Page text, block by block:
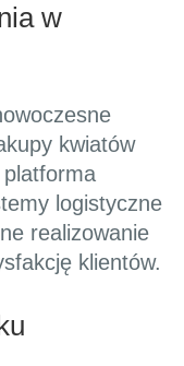
w
kwiatów
logistyczne
realizowanie
klientów.